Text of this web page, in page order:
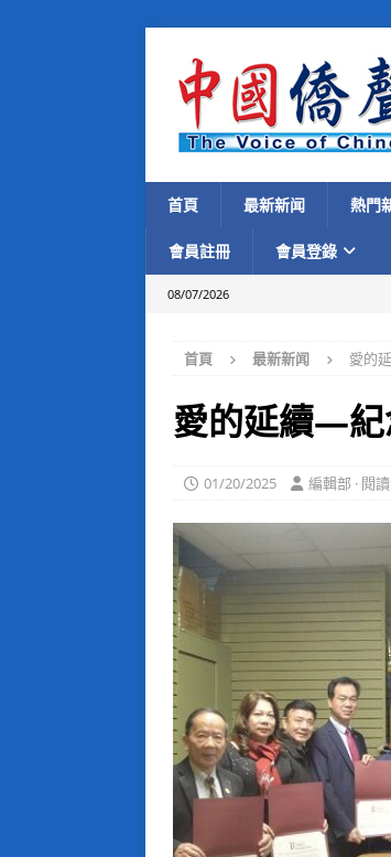
首頁 最新新闻 熱門
會員註冊 會員登錄
08/07/2026
首頁 最新新闻 愛的
愛的延續—紀
01/20/2025 編輯部 · 閱